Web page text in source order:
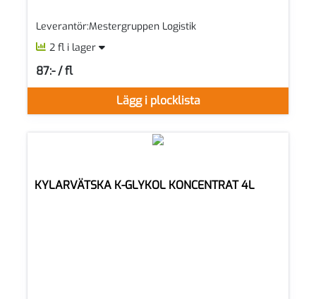
Leverantör:Mestergruppen Logistik
2 fl i lager
Lägg i plocklista
87:- / fl
SEK per FL
KYLARVÄTSKA K-GLYKOL KONCENTRAT 4L